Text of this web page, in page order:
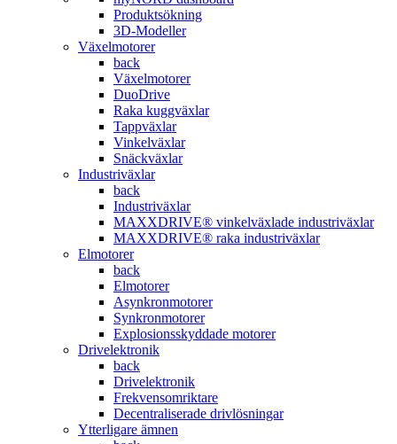
Produktsökning
3D-Modeller
Växelmotorer
back
Växelmotorer
DuoDrive
Raka kuggväxlar
Tappväxlar
Vinkelväxlar
Snäckväxlar
Industriväxlar
back
Industriväxlar
MAXXDRIVE® vinkelväxlade industriväxlar
MAXXDRIVE® raka industriväxlar
Elmotorer
back
Elmotorer
Asynkronmotorer
Synkronmotorer
Explosionsskyddade motorer
Drivelektronik
back
Drivelektronik
Frekvensomriktare
Decentraliserade drivlösningar
Ytterligare ämnen